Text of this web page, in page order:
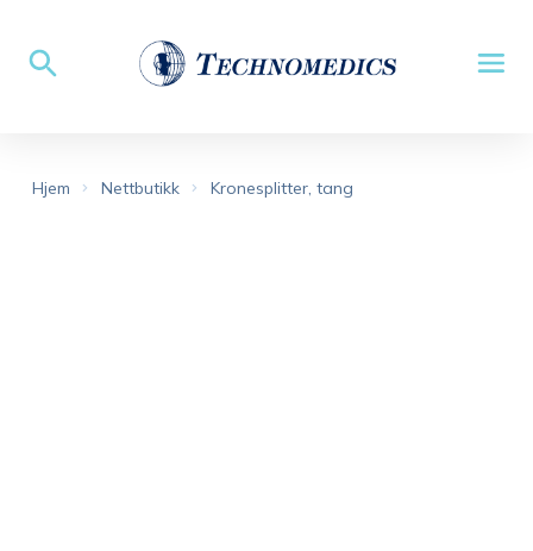
Hjem Nettbutikk Kronesplitter, tang